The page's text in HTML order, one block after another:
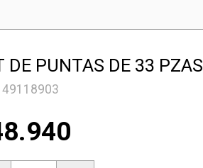
DE PUNTAS DE 33 PZAS
49118903